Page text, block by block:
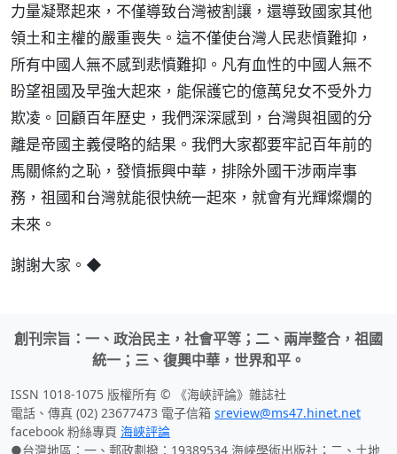
力量凝聚起來，不僅導致台灣被割讓，還導致國家其他
領土和主權的嚴重喪失。這不僅使台灣人民悲憤難抑，
所有中國人無不感到悲憤難抑。凡有血性的中國人無不
盼望祖國及早強大起來，能保護它的億萬兒女不受外力
欺凌。回顧百年歷史，我們深深感到，台灣與祖國的分
離是帝國主義侵略的結果。我們大家都要牢記百年前的
馬關條約之恥，發憤振興中華，排除外國干涉兩岸事
務，祖國和台灣就能很快統一起來，就會有光輝燦爛的
未來。
謝謝大家。◆
創刊宗旨：一、政治民主，社會平等；二、兩岸整合，祖國
統一；三、復興中華，世界和平。
ISSN 1018-1075 版權所有 © 《海峽評論》雜誌社
電話、傳真 (02) 23677473 電子信箱 sreview@ms47.hinet.net
facebook 粉絲專頁 海峽評論
●台灣地區：一、郵政劃撥：19389534 海峽學術出版社；二、土地